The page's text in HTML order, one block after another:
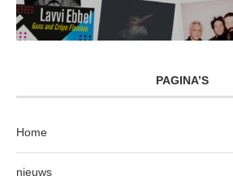
PAGINA’S
Home
nieuws